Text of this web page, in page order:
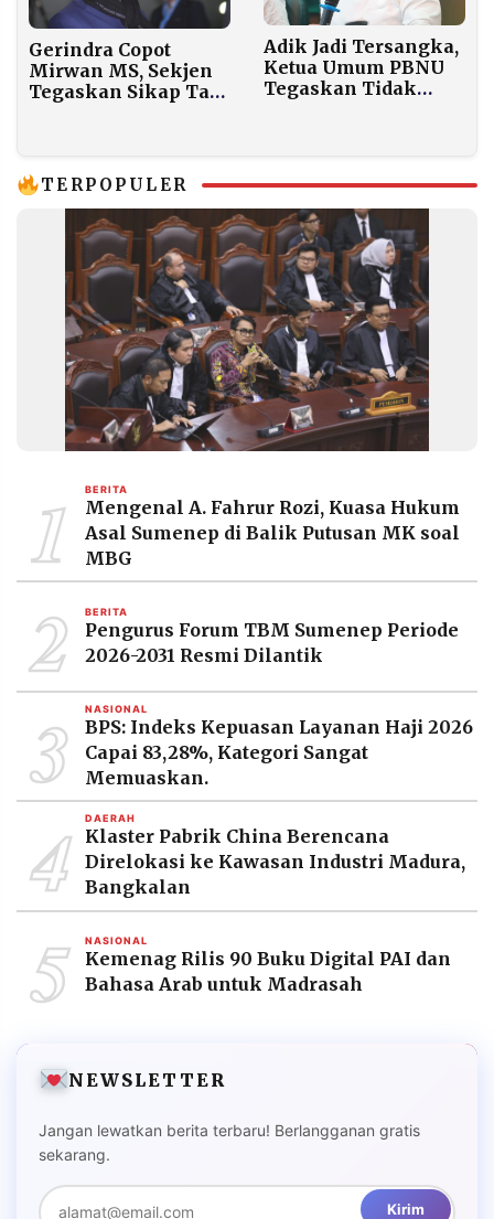
Gerindra Copot
Mirwan MS, Sekjen
Tegaskan Sikap Tak
Adik Jadi Tersangka,
Ketua Umum PBNU
Tegaskan Tidak
TERPOPULER
1 BERITA
Mengenal A. Fahrur Rozi, Kuasa Hukum
Asal Sumenep di Balik Putusan MK soal
MBG
2 BERITA
Pengurus Forum TBM Sumenep Periode
2026-2031 Resmi Dilantik
3 NASIONAL
BPS: Indeks Kepuasan Layanan Haji 2026
Capai 83,28%, Kategori Sangat
Memuaskan.
4 DAERAH
Klaster Pabrik China Berencana
Direlokasi ke Kawasan Industri Madura,
Bangkalan
5 NASIONAL
Kemenag Rilis 90 Buku Digital PAI dan
Bahasa Arab untuk Madrasah
NEWSLETTER
Jangan lewatkan berita terbaru! Berlangganan gratis
sekarang.
Kirim